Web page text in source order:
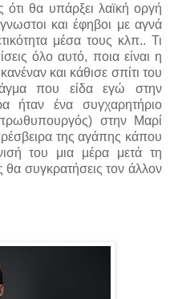
ότι θα υπάρξει λαϊκή οργή
και έφηβοι με αγνά
μέσα τους κλπ.. Τι
όλο αυτό, ποια είναι η
και κάθισε σπίτι του
που είδα εγώ στην
ήταν ένα συγχαρητήριο
στην Μαρί
της αγάπης κάπου
του μια μέρα μετά τη
συγκρατήσεις τον άλλον